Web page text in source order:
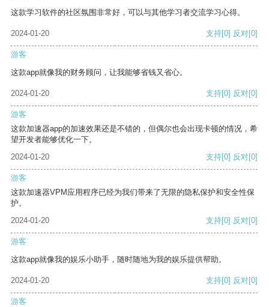
这款学习软件的社区氛围非常好，可以与其他学习者交流学习心得。
2024-01-20 支持[0] 反对[0]
游客
这款app就像我的财务顾问，让我能够省钱又省心。
2024-01-20 支持[0] 反对[0]
游客
这款加速器app的加速效果还是不错的，但偶尔也会出现卡顿的情况，希
望开发者能够优化一下。
2024-01-20
支持[0] 反对[0]
游客
这款加速器VPM应用程序已经为我们带来了无限的隐私保护和安全性保
护。
2024-01-20
支持[0] 反对[0]
游客
这款app就像我的娱乐小助手，随时随地为我的娱乐提供帮助。
2024-01-20 支持[0] 反对[0]
游客